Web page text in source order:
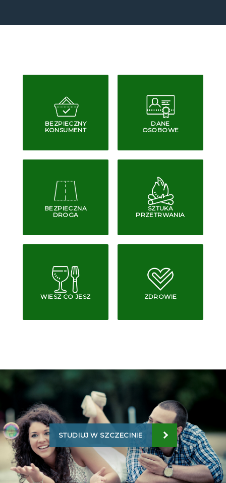
BEZPIECZNY
KONSUMENT
DANE
OSOBOWE
BEZPIECZNA
DROGA
SZTUKA
PRZETRWANIA
WIESZ CO JESZ ZDROWIE
STUDIUJ W SZCZECINIE